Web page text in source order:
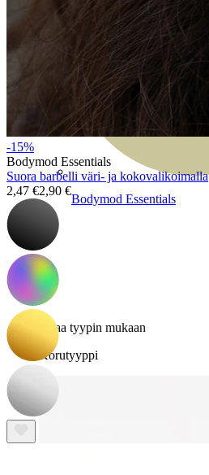
Bodymod Essentials
Osta 4, maksa 3
Selaa tyypin mukaan
Korutyyppi
-15%
Bodymod Essentials
Suora barbelli väri- ja kokovalikoimalla
2,47 €2,90 €